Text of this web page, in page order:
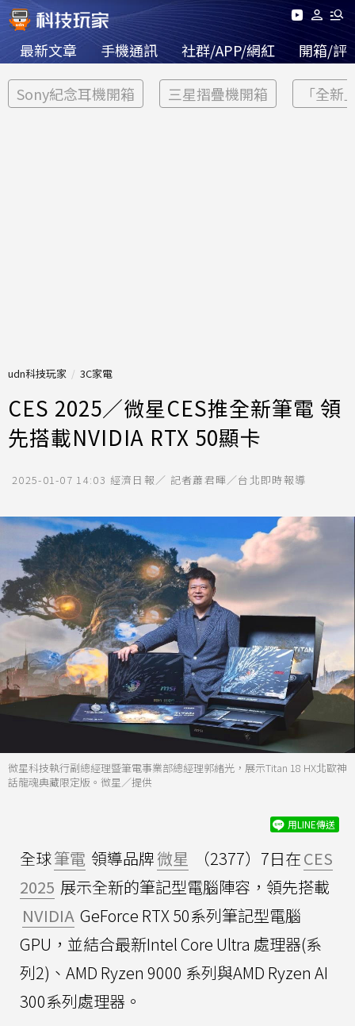
最新文章 手機通訊 社群/APP/網紅 開箱/評
Sony紀念耳機開箱 三星摺疊機開箱 「全新
udn科技玩家 3C家電
CES 2025／微星CES推全新筆電 領
先搭載NVIDIA RTX 50顯卡
2025-01-07 14:03 經濟日報／ 記者蕭君暉／台北即時報導
微星科技執行副總經理暨筆電事業部總經理郭緒光，展示Titan 18 HX北歐神
話龍魂典藏限定版。微星／提供
用LINE傳送
全球筆電 領導品牌微星 （2377）7日在CES
2025 展示全新的筆記型電腦陣容，領先搭載
NVIDIA GeForce RTX 50系列筆記型電腦
GPU，並結合最新Intel Core Ultra 處理器(系
列2)、AMD Ryzen 9000 系列與AMD Ryzen AI
300系列處理器。